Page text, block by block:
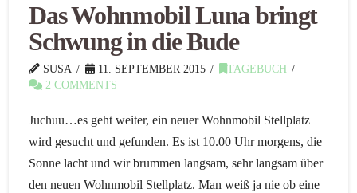
Das Wohnmobil Luna bringt
Schwung in die Bude
SUSA 11. SEPTEMBER 2015
TAGEBUCH
2 COMMENTS
Juchuu…es geht weiter, ein neuer Wohnmobil Stellplatz
wird gesucht und gefunden. Es ist 10.00 Uhr morgens, die
Sonne lacht und wir brummen langsam, sehr langsam über
den neuen Wohnmobil Stellplatz. Man weiß ja nie ob eine